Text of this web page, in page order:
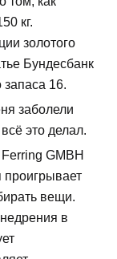
кг.
золотого
Бундесбанк
запаса 16.
заболели
это делал.
GMBH
проигрывает
вещи.
в